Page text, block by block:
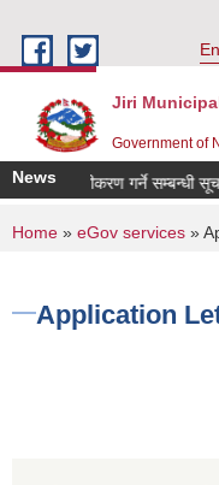
Jiri
Government of
News
फर्म नवीकरण गर्ने सम्बन्धी सूचना
You are here
Home » eGov services »
Application